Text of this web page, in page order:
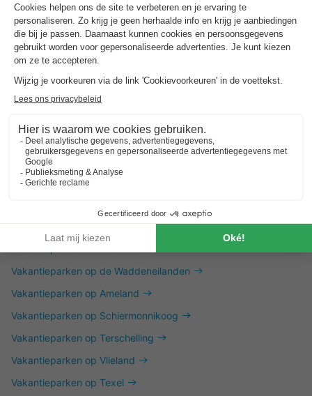
Dit is ook interessant
Vakantieparken aan het IJselmeer
Vakantieparken aan het Veluwemeer
Vakantieparken in Noord-Frankrijk
Vakantieparken in de Franse Alpen
Vakantieparken op de Waddeneilanden
Vakantieparken op Ameland
Vakantieparken op Schiermonnikoog
Vakantieparken op Terschelling
Vakantieparken op Vlieland
Vakantieparken op Texel